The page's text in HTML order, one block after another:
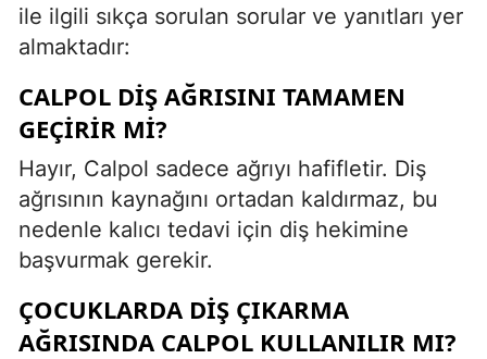
ile ilgili sıkça sorulan sorular ve yanıtları yer
almaktadır:
CALPOL DIŞ AĞRISINI TAMAMEN
GEÇIRIR MI?
Hayır, Calpol sadece ağrıyı hafifletir. Diş
ağrısının kaynağını ortadan kaldırmaz, bu
nedenle kalıcı tedavi için diş hekimine
başvurmak gerekir.
ÇOCUKLARDA DIŞ ÇIKARMA
AĞRISINDA CALPOL KULLANILIR MI?